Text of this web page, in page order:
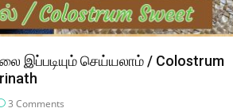
இப்படியும் செய்யலாம் / Colostrum
3 Comments